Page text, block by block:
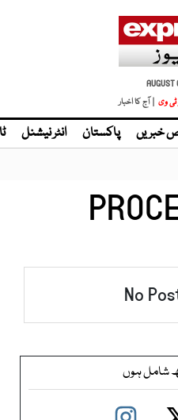
ٹی وی | آج کا اخبار
خبریں پاکستان انٹر نیشنل
No
شامل ہوں